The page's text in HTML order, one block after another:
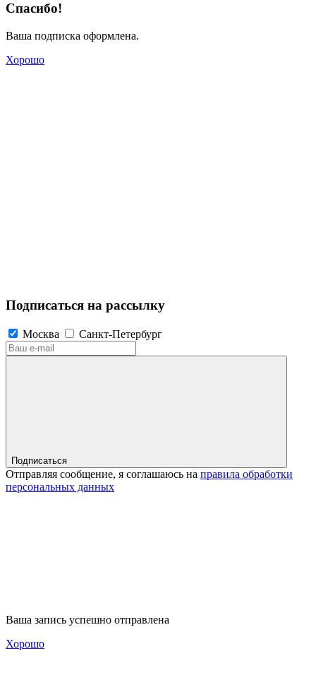
Спасибо!
Ваша подписка оформлена.
Хорошо
Подписаться на рассылку
Москва Санкт-Петербург
Подписаться
Отправляя сообщение, я соглашаюсь на правила обработки
персональных данных
Ваша запись успешно отправлена
Хорошо